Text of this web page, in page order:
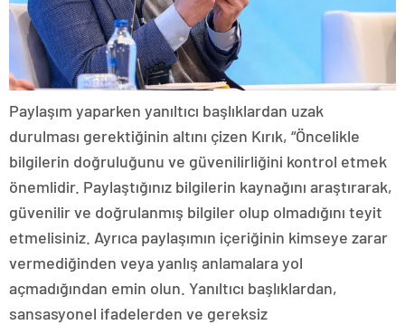
Paylaşım yaparken yanıltıcı başlıklardan uzak
durulması gerektiğinin altını çizen Kırık, “Öncelikle
bilgilerin doğruluğunu ve güvenilirliğini kontrol etmek
önemlidir. Paylaştığınız bilgilerin kaynağını araştırarak,
güvenilir ve doğrulanmış bilgiler olup olmadığını teyit
etmelisiniz. Ayrıca paylaşımın içeriğinin kimseye zarar
vermediğinden veya yanlış anlamalara yol
açmadığından emin olun. Yanıltıcı başlıklardan,
sansasyonel ifadelerden ve gereksiz